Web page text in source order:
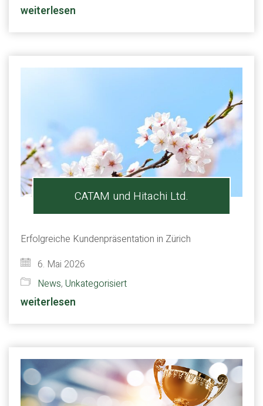
weiterlesen
CATAM und Hitachi Ltd.
Erfolgreiche Kundenpräsentation in Zürich
6. Mai 2026
News, Unkategorisiert
weiterlesen